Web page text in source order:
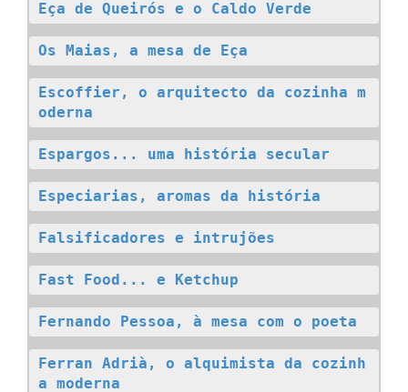
Eça de Queirós e o Caldo Verde
Os Maias, a mesa de Eça
Escoffier, o arquitecto da cozinha m
oderna
Espargos... uma história secular
Especiarias, aromas da história
Falsificadores e intrujões
Fast Food... e Ketchup
Fernando Pessoa, à mesa com o poeta
Ferran Adrià, o alquimista da cozinh
a moderna